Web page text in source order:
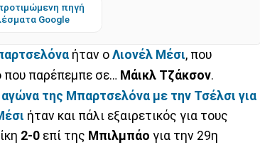
πηγή
Google
ήταν ο Λιονέλ Μέσι, που
που παρέπεμπε σε… Μάικλ Τζάκσον.
της Μπαρτσελόνα με την Τσέλσι για
ήταν και πάλι εξαιρετικός για τους
2-0 επί της Μπιλμπάο για την 29η